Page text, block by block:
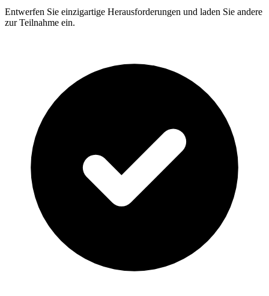
Entwerfen Sie einzigartige Herausforderungen und laden Sie andere
zur Teilnahme ein.